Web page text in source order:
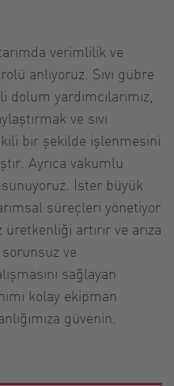
verimlilik ve
anlıyoruz. Sıvı gübre
yardımcılarımız,
ve sıvı
bir şekilde işlenmesini
Ayrıca vakumlu
İster büyük
süreçleri yönetiyor
artırır ve arıza
ve
sağlayan
kolay ekipman
güvenin.